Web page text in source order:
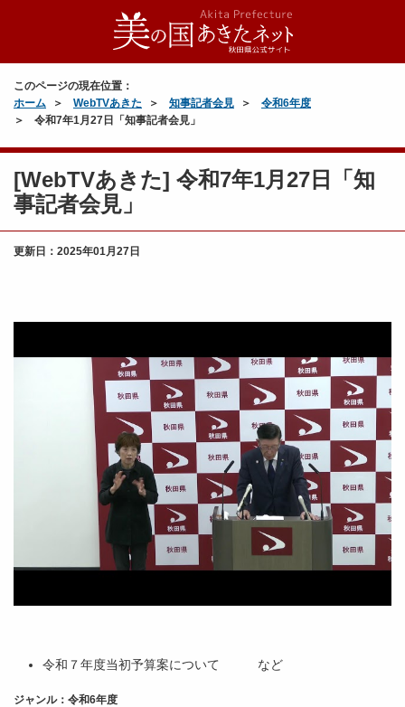
このページの現在位置：
ホーム
WebTVあきた 知事記者会見
令和6年度
令和7年1月27日「知事記者会見」
[WebTVあきた] 令和7年1月27日「知
事記者会見」
更新日： 2025年01月27日
令和７年度当初予算案について など
ジャンル：令和6年度